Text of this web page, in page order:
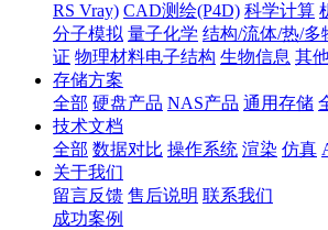
RS Vray) CAD测绘(P4D) 科学计算
分子模拟 量子化学 结构/流体/热/多
证 物理材料电子结构 生物信息 其
存储方案
全部 硬盘产品 NAS产品 通用存储
技术文档
全部 数据对比 操作系统 渲染 仿真
关于我们
留言反馈 售后说明 联系我们
成功案例